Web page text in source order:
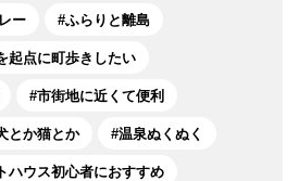
ー ふらりと離島
起点に町歩きしたい
市街地に近くて便利
とか猫とか 温泉ぬくぬく
ハウス初心者におすすめ